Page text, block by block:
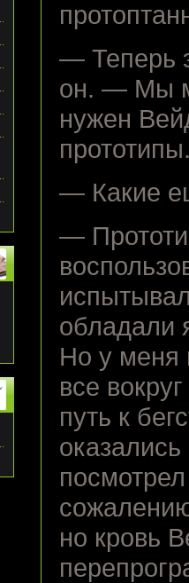
— Теперь
он. — Мы
нужен
— Какие
—
обладали
Но у меня
все
путь к
но кровь